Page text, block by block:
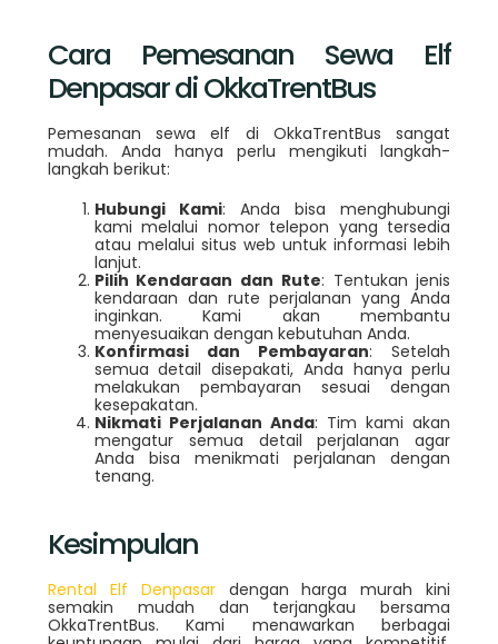
Cara Pemesanan Sewa Elf
Denpasar di OkkaTrentBus
Pemesanan sewa elf di OkkaTrentBus sangat
mudah. Anda hanya perlu mengikuti langkah-
langkah berikut:
Hubungi Kami: Anda bisa menghubungi
kami melalui nomor telepon yang tersedia
atau melalui situs web untuk informasi lebih
lanjut.
Pilih Kendaraan dan Rute: Tentukan jenis
kendaraan dan rute perjalanan yang Anda
inginkan. Kami akan membantu
menyesuaikan dengan kebutuhan Anda.
Konfirmasi dan Pembayaran: Setelah
semua detail disepakati, Anda hanya perlu
melakukan pembayaran sesuai dengan
kesepakatan.
Nikmati Perjalanan Anda: Tim kami akan
mengatur semua detail perjalanan agar
Anda bisa menikmati perjalanan dengan
tenang.
Kesimpulan
Rental Elf Denpasardengan harga murah kini
semakin mudah dan terjangkau bersama
OkkaTrentBus. Kami menawarkan berbagai